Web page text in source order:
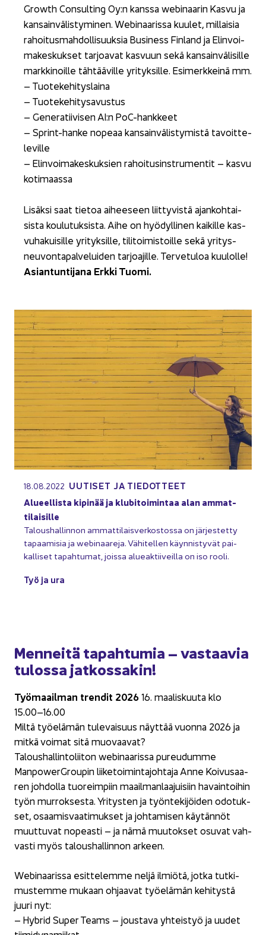
Growth Con­sul­ting Oy:n kans­sa webinaarin Kasvu ja
kan­sain­vä­lis­ty­mi­nen. Webinaarissa kuu­let, mil­lai­sia
ra­hoi­tus­mah­dol­li­suuk­sia Busi­ness Fin­land ja Elin­voi­
ma­kes­kuk­set tar­joa­vat kas­vuun sekä kan­sain­vä­li­sil­le
mark­ki­noil­le täh­tää­vil­le yri­tyk­sil­le. Esi­merk­kei­nä mm.
– Tuo­te­ke­hi­tys­lai­na
– Tuo­te­ke­hi­ty­sa­vus­tus
– Ge­ne­ra­tii­vi­sen AI:n PoC-​hankkeet
– Sprint-​hanke no­pe­aa kan­sain­vä­lis­ty­mis­tä ta­voit­te­
le­vil­le
– Elin­voi­ma­kes­kuk­sien ra­hoi­tusin­stru­men­tit – kasvu
ko­ti­maas­sa
Li­säk­si saat tie­toa ai­hee­seen liit­ty­vis­tä ajan­koh­tai­
sis­ta kou­lu­tuk­sis­ta. Aihe on hyö­dyl­li­nen kai­kil­le kas­
vu­ha­kui­sil­le yri­tyk­sil­le, ti­li­toi­mis­toil­le sekä yri­tys­
neu­von­ta­pal­ve­lui­den tar­joa­jil­le. Ter­ve­tu­loa kuu­lol­le!
Asian­tun­ti­ja­na Erkki Tuomi.
18.08.2022 UU­TI­SET JA TIE­DOT­TEET
Alu­eel­lis­ta ki­pi­nää ja klu­bi­toi­min­taa alan am­mat­
ti­lai­sil­le
Ta­lous­hal­lin­non am­mat­ti­lais­ver­kos­tos­sa on jär­jes­tet­ty
ta­paa­mi­sia ja webinaareja. Vä­hi­tel­len käyn­nis­ty­vät pai­
kal­li­set ta­pah­tu­mat, jois­sa alue­ak­tii­veil­la on iso rooli.
Työ ja ura
Men­nei­tä ta­pah­tu­mia – vas­taa­via
tu­los­sa jat­kos­sa­kin!
Työ­maa­il­man tren­dit 202616. maa­lis­kuu­ta klo
15.00–16.00
Miltä työ­elä­män tu­le­vai­suus näyt­tää vuon­na 2026 ja
mitkä voi­mat sitä muo­vaa­vat?
Ta­lous­hal­lin­to­lii­ton webinaarissa pu­reu­dum­me
ManpowerGroupin lii­ke­toi­min­ta­joh­ta­ja Anne Koi­vusaa­
ren joh­dol­la tuo­reim­piin maa­il­man­laa­jui­siin ha­vain­toi­hin
työn mur­rok­ses­ta. Yri­tys­ten ja työn­te­ki­jöi­den odo­tuk­
set, osaa­mis­vaa­ti­muk­set ja joh­ta­mi­sen käy­tän­nöt
muut­tu­vat no­peas­ti – ja nämä muu­tok­set osu­vat vah­
vas­ti myös ta­lous­hal­lin­non ar­keen.
Webinaarissa esit­te­lem­me neljä il­miö­tä, jotka tut­ki­
mus­tem­me mu­kaan oh­jaa­vat työ­elä­män ke­hi­tys­tä
juuri nyt:
– Hy­brid Super Teams – jous­ta­va yh­teis­työ ja uudet